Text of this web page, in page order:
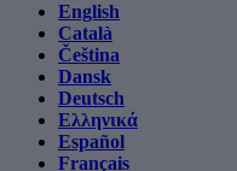
English
Català
Čeština
Dansk
Deutsch
Ελληνικά
Español
Français